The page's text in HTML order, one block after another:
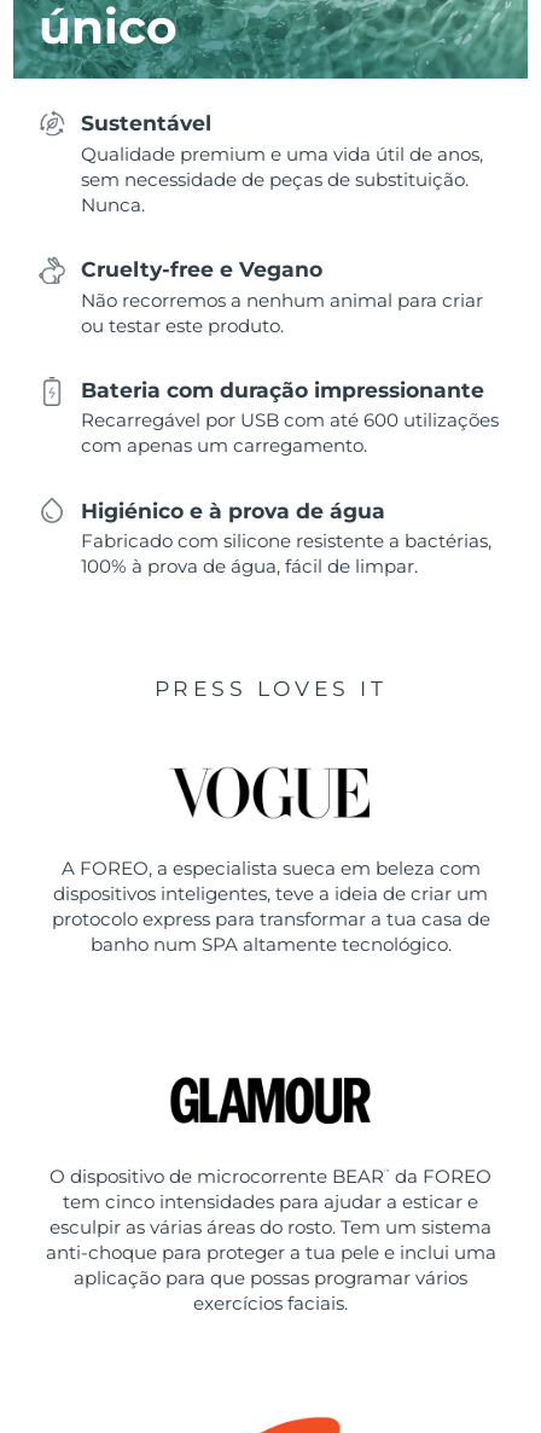
único
Sustentável
Qualidade premium e uma vida útil de anos,
sem necessidade de peças de substituição.
Nunca.
Cruelty-free e Vegano
Não recorremos a nenhum animal para criar
ou testar este produto.
Bateria com duração impressionante
Recarregável por USB com até 600 utilizações
com apenas um carregamento.
Higiénico e à prova de água
Fabricado com silicone resistente a bactérias,
100% à prova de água, fácil de limpar.
PRESS LOVES IT
A FOREO, a especialista sueca em beleza com
dispositivos inteligentes, teve a ideia de criar um
protocolo express para transformar a tua casa de
banho num SPA altamente tecnológico.
O dispositivo de microcorrente BEAR ™
da FOREO
tem cinco intensidades para ajudar a esticar e
esculpir as várias áreas do rosto. Tem um sistema
anti-choque para proteger a tua pele e inclui uma
aplicação para que possas programar vários
exercícios faciais.